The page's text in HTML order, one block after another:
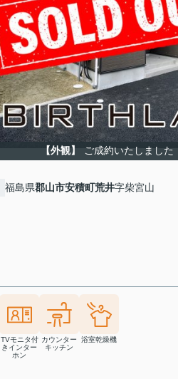
【外観】 ご成約いたしました
福島県郡山市安積町荒井字柴宮山
TVモニタ付
きインター
ホン
カウンター
キッチン
浴室乾燥機